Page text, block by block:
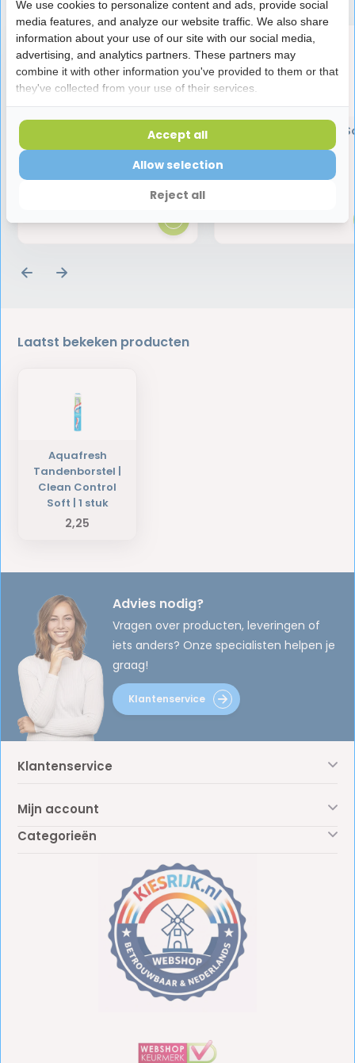
Lactona M30 Junior
Tandenborstel
1,65
Curaprox CS 1560
Tandenborstel
4,95
Laatst bekeken producten
Aquafresh
Tandenborstel |
Clean Control
Soft | 1 stuk
2,25
Advies nodig?
Vragen over producten, leveringen of
iets anders? Onze specialisten helpen je
graag!
Klantenservice
Klantenservice
Mijn account
Categorieën
We use cookies to personalize content and ads, provide social
media features, and analyze our website traffic. We also share
information about your use of our site with our social media,
advertising, and analytics partners. These partners may
combine it with other information you've provided to them or that
they've collected from your use of their services.
Reject all
Allow selection
Accept all